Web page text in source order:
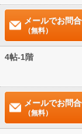
メールでお問
（無料）
4帖-1階
メールでお問
（無料）